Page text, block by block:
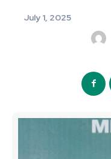
July 1, 2025